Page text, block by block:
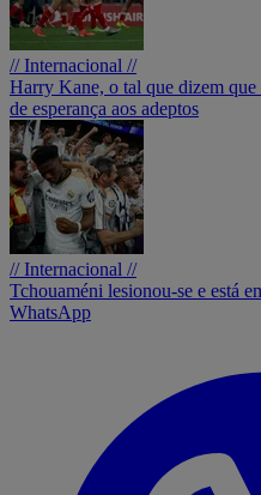
// Internacional //
Harry Kane, o tal que dizem que
de esperança aos adeptos
// Internacional //
Tchouaméni lesionou-se e está
WhatsApp